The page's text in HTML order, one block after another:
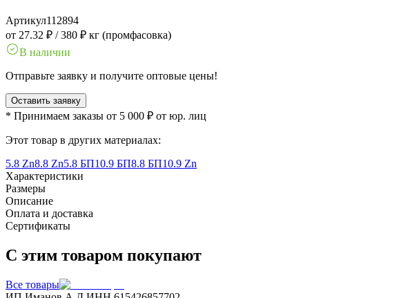
Артикул112894
от 27.32 ₽ /380 ₽ кг (промфасовка)
В наличии
Отправьте заявку и получите оптовые цены!
Оставить заявку
* Принимаем заказы от 5 000 ₽ от юр. лиц
Этот товар в других материалах:
5.8 Zn8.8 Zn5.8 БП10.9 БП8.8 БП10.9 Zn
Характеристики
Размеры
Описание
Оплата и доставка
Сертификаты
С этим товаром покупают
Все товары